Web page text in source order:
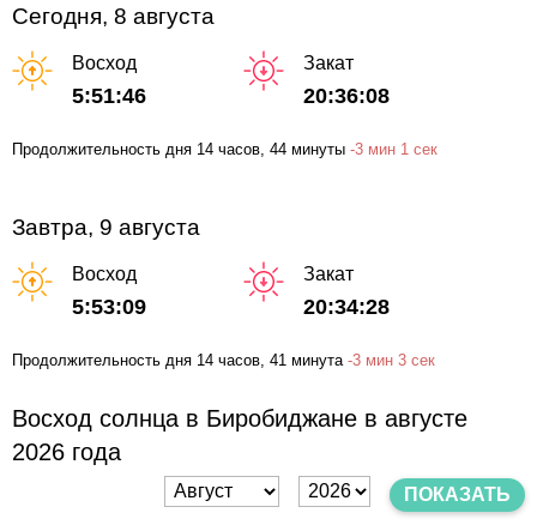
Сегодня, 8 августа
Восход
5:51:46
Закат
20:36:08
Продолжительность дня 14 часов , 44 минуты -3 мин 1 сек
Завтра, 9 августа
Восход
5:53:09
Закат
20:34:28
Продолжительность дня 14 часов, 41 минута-3 мин 3 сек
Восход солнца в Биробиджане в августе
2026 года
ПОКАЗАТЬ